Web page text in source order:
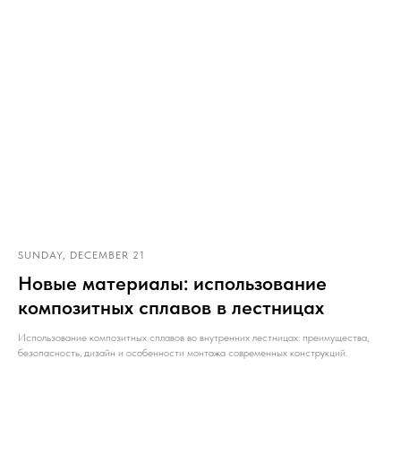
SUNDAY, DECEMBER 21
Новые материалы: использование
композитных сплавов в лестницах
Использование композитных сплавов во внутренних лестницах: преимущества,
безопасность, дизайн и особенности монтажа современных конструкций.